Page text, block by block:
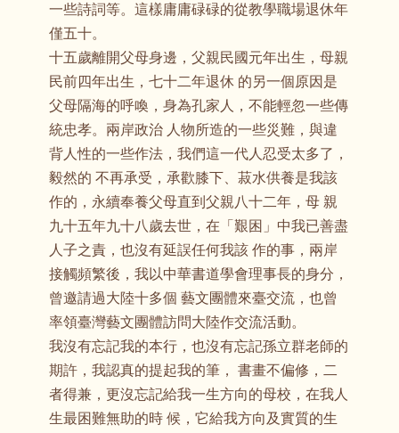
一些詩詞等。這樣庸庸碌碌的從教學職場退休年
僅五十。
十五歲離開父母身邊，父親民國元年出生，母親
民前四年出生，七十二年退休 的另一個原因是
父母隔海的呼喚，身為孔家人，不能輕忽一些傳
統忠孝。兩岸政治 人物所造的一些災難，與違
背人性的一些作法，我們這一代人忍受太多了，
毅然的 不再承受，承歡膝下、菽水供養是我該
作的，永續奉養父母直到父親八十二年，母 親
九十五年九十八歲去世，在「艱困」中我已善盡
人子之責，也沒有延誤任何我該 作的事，兩岸
接觸頻繁後，我以中華書道學會理事長的身分，
曾邀請過大陸十多個 藝文團體來臺交流，也曾
率領臺灣藝文團體訪問大陸作交流活動。
我沒有忘記我的本行，也沒有忘記孫立群老師的
期許，我認真的提起我的筆， 書畫不偏修，二
者得兼，更沒忘記給我一生方向的母校，在我人
生最困難無助的時 候，它給我方向及實質的生